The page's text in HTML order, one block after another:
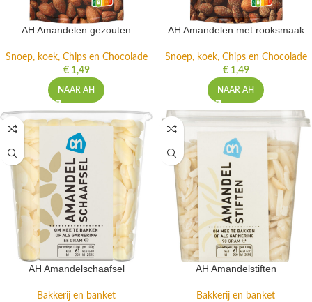
AH Amandelen gezouten
Snoep, koek, Chips en Chocolade
€1,49
NAAR AH
AH Amandelen met rooksmaak
Snoep, koek, Chips en Chocolade
€1,49
NAAR AH
AH Amandelschaafsel
Bakkerij en banket
AH Amandelstiften
Bakkerij en banket